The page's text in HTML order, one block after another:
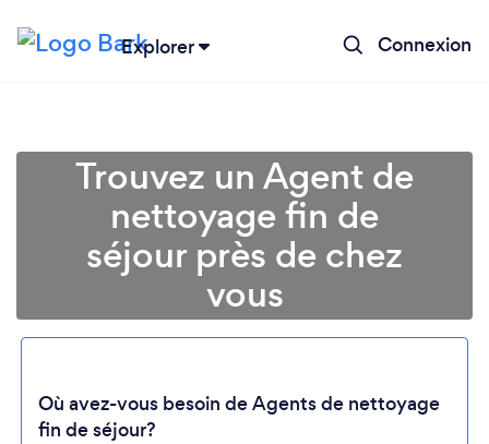
Explorer Connexion
Trouvez un Agent de
nettoyage fin de
séjour près de chez
vous
Où avez-vous besoin de Agents de nettoyage
fin de séjour?